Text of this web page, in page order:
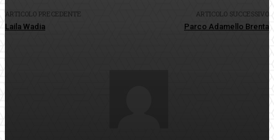
ARTICOLO PRECEDENTE
Laila Wadia
ARTICOLO SUCCESSIVO
Parco Adamello Brenta